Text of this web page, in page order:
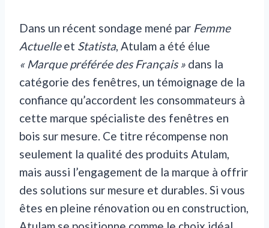
Dans un récent sondage mené par Femme
Actuelleet Statista, Atulam a été élue
« Marque préférée des Français » dans la
catégorie des fenêtres, un témoignage de la
confiance qu’accordent les consommateurs à
cette marque spécialiste des fenêtres en
bois sur mesure. Ce titre récompense non
seulement la qualité des produits Atulam,
mais aussi l’engagement de la marque à offrir
des solutions sur mesure et durables. Si vous
êtes en pleine rénovation ou en construction,